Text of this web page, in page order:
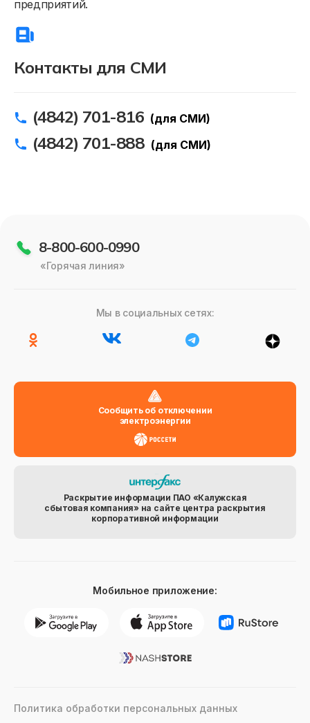
Контакты для СМИ
(4842) 701-816 (для СМИ)
(4842) 701-888 (для СМИ)
предприятий.
8-800-600-0990
«Горячая линия»
Мы в социальных сетях:
Сообщить об отключении
электроэнергии
Раскрытие информации ПАО «Калужская
сбытовая компания» на сайте центра раскрытия
корпоративной информации
Мобильное приложение:
Политика обработки персональных данных